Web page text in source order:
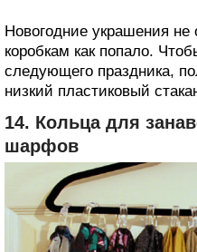
Новогодние украшения не
коробкам как попало.
следующего праздника,
низкий пластиковый
14. Кольца для
шарфов